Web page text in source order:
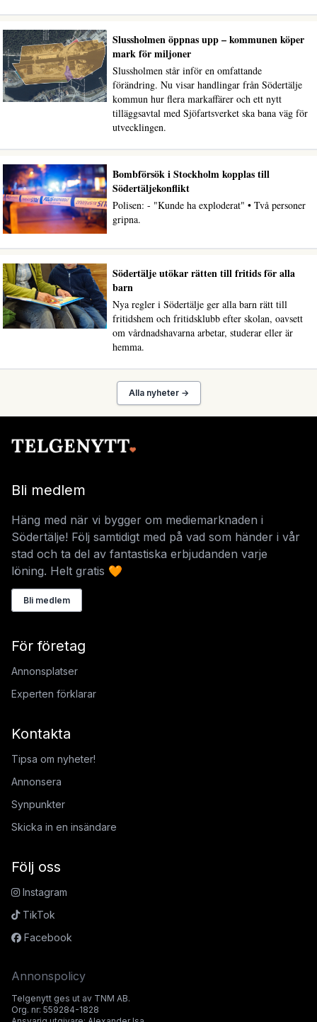
Slussholmen öppnas upp – kommunen köper
mark för miljoner
Slussholmen står inför en omfattande
förändring. Nu visar handlingar från Södertälje
kommun hur flera markaffärer och ett nytt
tilläggsavtal med Sjöfartsverket ska bana väg för
utvecklingen.
Bombförsök i Stockholm kopplas till
Södertäljekonflikt
Polisen: - "Kunde ha exploderat" • Två personer
gripna.
Södertälje utökar rätten till fritids för alla
barn
Nya regler i Södertälje ger alla barn rätt till
fritidshem och fritidsklubb efter skolan, oavsett
om vårdnadshavarna arbetar, studerar eller är
hemma.
Alla nyheter →
Bli medlem
Häng med när vi bygger om mediemarknaden i
Södertälje! Följ samtidigt med på vad som händer i vår
stad och ta del av fantastiska erbjudanden varje
löning. Helt gratis 🧡
Bli medlem
För företag
Annonsplatser
Experten förklarar
Kontakta
Tipsa om nyheter!
Annonsera
Synpunkter
Skicka in en insändare
Följ oss
Instagram
TikTok
Facebook
Annonspolicy
Telgenytt ges ut av TNM AB.
Org. nr: 559284-1828